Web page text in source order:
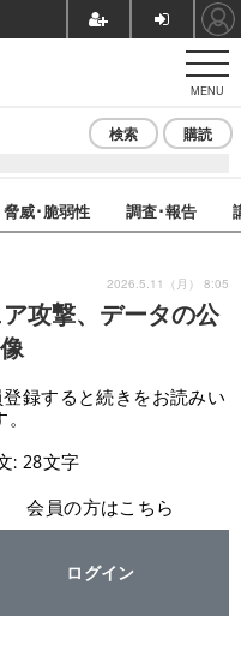
MENU
検索 購読
脅威･脆弱性 調査･報告
攻撃、データの公
2026.5.11（月） 8:05
録すると続きをお読みい
: 28文字
会員の方はこちら
ログイン